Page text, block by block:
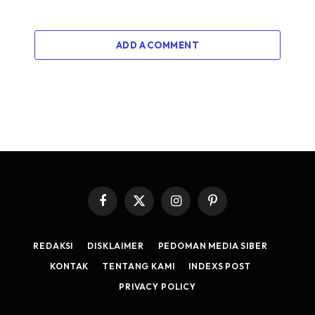
ADD A COMMENT
Facebook
X
(Twitter)
InstagramPinterest
REDAKSI DISKLAIMER
PEDOMAN MEDIA SIBER
KONTAK
TENTANG KAMI
INDEXS POST
PRIVACY POLICY